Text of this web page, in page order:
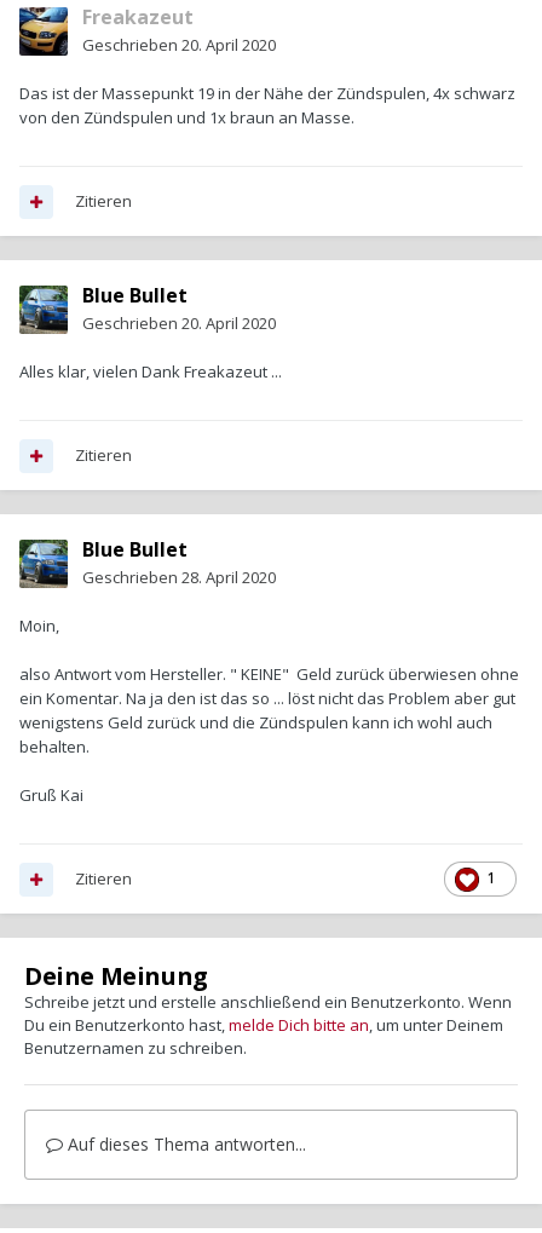
Freakazeut
Geschrieben 20. April 2020
Das ist der Massepunkt 19 in der Nähe der Zündspulen, 4x schwarz
von den Zündspulen und 1x braun an Masse.
Zitieren
Blue Bullet
Geschrieben 20. April 2020
Alles klar, vielen Dank Freakazeut ...
Zitieren
Blue Bullet
Geschrieben 28. April 2020
Moin,
also Antwort vom Hersteller. " KEINE" Geld zurück überwiesen ohne
ein Komentar. Na ja den ist das so ... löst nicht das Problem aber gut
wenigstens Geld zurück und die Zündspulen kann ich wohl auch
behalten.
Gruß Kai
1
Zitieren
Deine Meinung
Schreibe jetzt und erstelle anschließend ein Benutzerkonto. Wenn
Du ein Benutzerkonto hast,melde Dich bitte an, um unter Deinem
Benutzernamen zu schreiben.
Auf dieses Thema antworten...